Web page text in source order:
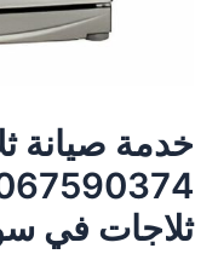
خدمة صيانة
ثلاجات في